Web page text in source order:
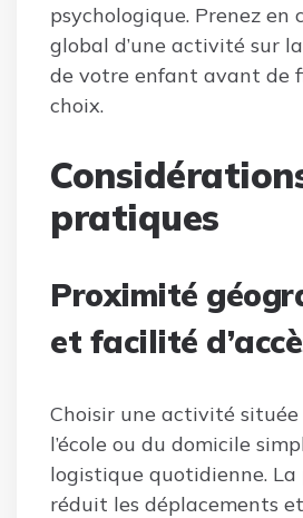
psychologique. Prenez en
global d’une activité sur
de votre enfant avant de
choix.
pratiques
Proximité
et facilité
Choisir une activité
l’école ou du domicile
logistique quotidienne.
réduit les déplacements